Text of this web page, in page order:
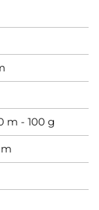
m - 100 g